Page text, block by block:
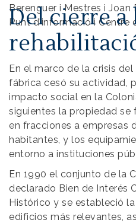
Berenguer i Mestres i Joan
Punt d'informació i Centre
Del cierre a
En el marco de la crisis
fábrica cesó su actividad,
impacto social en la
siguientes la propiedad se
en fracciones a empresas
habitantes, y los
entorno a instituciones
En 1990 el conjunto de la
declarado Bien de Interés
Histórico y se estableció
edificios más relevantes,